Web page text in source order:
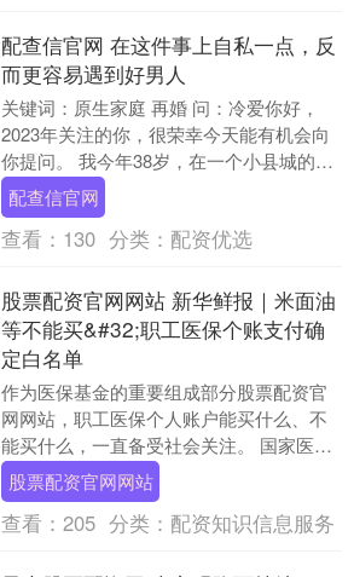
配查信官网 在这件事上自私一点，反
而更容易遇到好男人
关键词：原生家庭 再婚 问：冷爱你好，
2023年关注的你，很荣幸今天能有机会向
你提问。 我今年38岁，在一个小县城的小
银行工作。 之前有过一段婚姻，婚姻存续
11....
配查信官网
查看： 130 分类： 配资优选
股票配资官网网站 新华鲜报｜米面油
等不能买&#32;职工医保个账支付确
定白名单
作为医保基金的重要组成部分股票配资官
网网站，职工医保个人账户能买什么、不
能买什么，一直备受社会关注。 国家医保
局、财政部5月19日发布《关于进一步加强
定点零售药....
股票配资官网网站
查看： 205 分类： 配资知识信息服务